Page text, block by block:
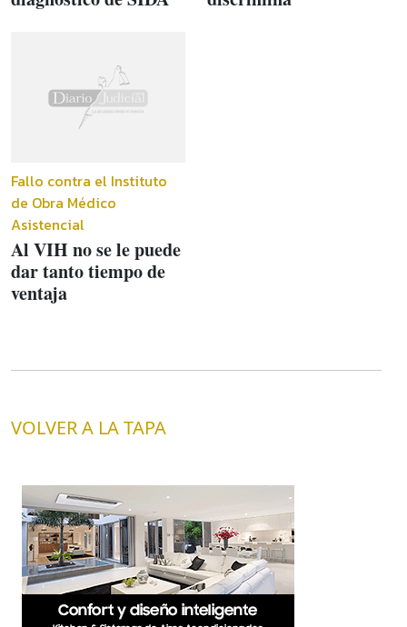
Fallo contra el Instituto
de Obra Médico
Asistencial
Al VIH no se le puede
dar tanto tiempo de
ventaja
VOLVER A LA TAPA